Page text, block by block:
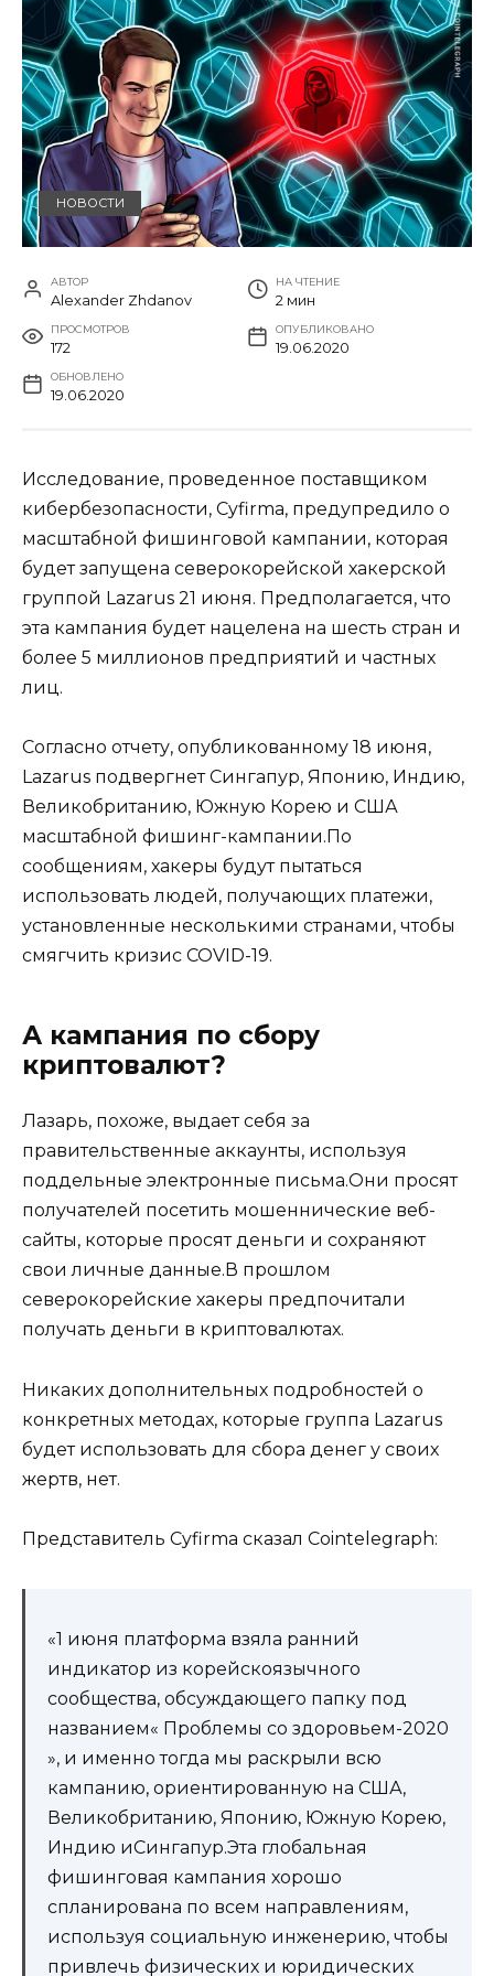
НОВОСТИ
АВТОР
Alexander Zhdanov
НА ЧТЕНИЕ
2 мин
ПРОСМОТРОВ
172
ОПУБЛИКОВАНО
19.06.2020
ОБНОВЛЕНО
19.06.2020
Исследование, проведенное поставщиком
кибербезопасности, Cyfirma, предупредило о
масштабной фишинговой кампании, которая
будет запущена северокорейской хакерской
группой Lazarus 21 июня. Предполагается, что
эта кампания будет нацелена на шесть стран и
более 5 миллионов предприятий и частных
лиц.
Согласно отчету, опубликованному 18 июня,
Lazarus подвергнет Сингапур, Японию, Индию,
Великобританию, Южную Корею и США
масштабной фишинг-кампании.По
сообщениям, хакеры будут пытаться
использовать людей, получающих платежи,
установленные несколькими странами, чтобы
смягчить кризис COVID-19.
А кампания по сбору
криптовалют?
Лазарь, похоже, выдает себя за
правительственные аккаунты, используя
поддельные электронные письма.Они просят
получателей посетить мошеннические веб-
сайты, которые просят деньги и сохраняют
свои личные данные.В прошлом
северокорейские хакеры предпочитали
получать деньги в криптовалютах.
Никаких дополнительных подробностей о
конкретных методах, которые группа Lazarus
будет использовать для сбора денег у своих
жертв, нет.
Представитель Cyfirma сказал Cointelegraph:
«1 июня платформа взяла ранний
индикатор из корейскоязычного
сообщества, обсуждающего папку под
названием« Проблемы со здоровьем-2020
», и именно тогда мы раскрыли всю
кампанию, ориентированную на США,
Великобританию, Японию, Южную Корею,
Индию иСингапур.Эта глобальная
фишинговая кампания хорошо
спланирована по всем направлениям,
используя социальную инженерию, чтобы
привлечь физических и юридических